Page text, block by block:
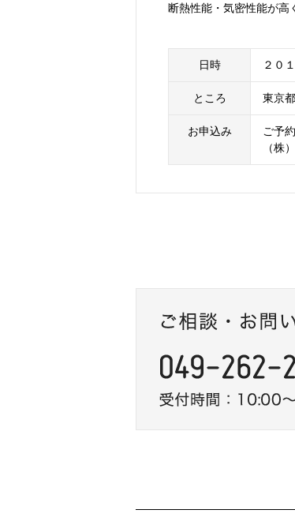
断熱性能・気密性能が高
日時 ２０
ところ 東京
お申込み
ご予
（株